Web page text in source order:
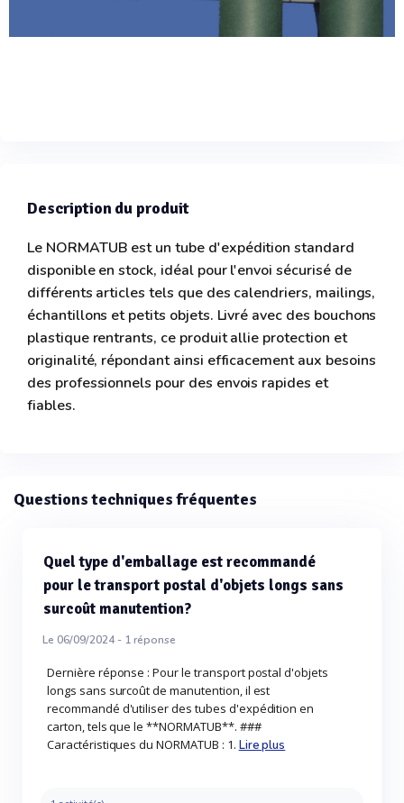
Description du produit
Le NORMATUB est un tube d'expédition standard
disponible en stock, idéal pour l'envoi sécurisé de
différents articles tels que des calendriers, mailings,
échantillons et petits objets. Livré avec des bouchons
plastique rentrants, ce produit allie protection et
originalité, répondant ainsi efficacement aux besoins
des professionnels pour des envois rapides et
fiables.
Questions techniques fréquentes
Quel type d'emballage est recommandé
pour le transport postal d'objets longs sans
surcoût manutention?
Le 06/09/2024 - 1réponse
Dernière réponse : Pour le transport postal d'objets
longs sans surcoût de manutention, il est
recommandé d'utiliser des tubes d'expédition en
carton, tels que le **NORMATUB**. ###
Caractéristiques du NORMATUB : 1. Lire plus